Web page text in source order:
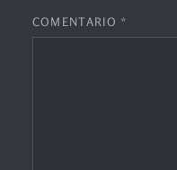
COMENTARIO *